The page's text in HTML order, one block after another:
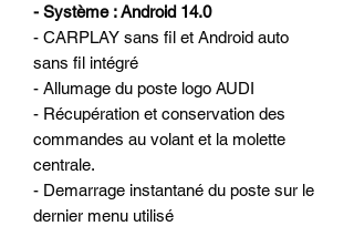
- Système : Android 14.0
- CARPLAY sans fil et Android auto
sans fil intégré
- Allumage du poste logo AUDI
- Récupération et conservation des
commandes au volant et la molette
centrale.
- Demarrage instantané du poste sur le
dernier menu utilisé